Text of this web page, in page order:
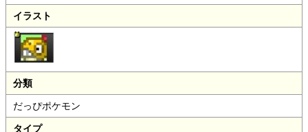
イラスト
分類
だっぴポケモン
タイプ